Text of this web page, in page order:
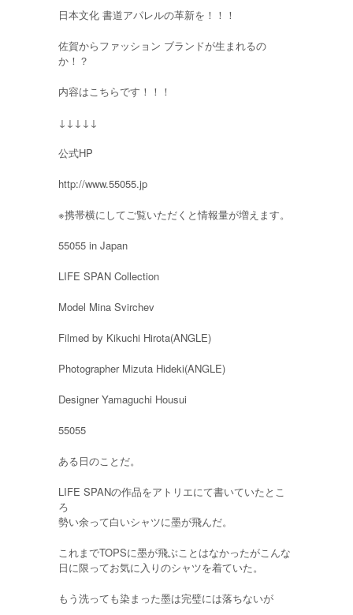
日本文化 書道アパレルの革新を！！！
佐賀からファッション ブランドが生まれるの
か！？
内容はこちらです！！！
↓↓↓↓↓
公式HP
http://www.55055.jp
※携帯横にしてご覧いただくと情報量が増えます。
55055 in Japan
LIFE SPAN Collection
Model Mina Svirchev
Filmed by Kikuchi Hirota(ANGLE)
Photographer Mizuta Hideki(ANGLE)
Designer Yamaguchi Housui
55055
ある日のことだ。
LIFE SPANの作品をアトリエにて書いていたとこ
ろ
勢い余って白いシャツに墨が飛んだ。
これまでTOPSに墨が飛ぶことはなかったがこんな
日に限ってお気に入りのシャツを着ていた。
もう洗っても染まった墨は完璧には落ちないが